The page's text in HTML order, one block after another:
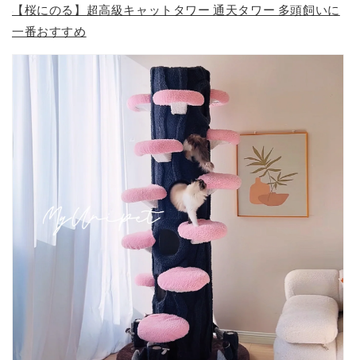
【桜にのる】超高級キャットタワー 通天タワー 多頭飼いに
一番おすすめ